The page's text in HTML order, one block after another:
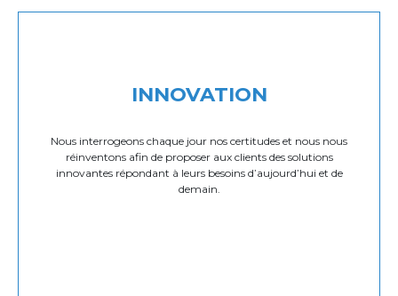
INNOVATION
Nous interrogeons chaque jour nos certitudes et nous nous
réinventons afin de proposer aux clients des solutions
innovantes répondant à leurs besoins d’aujourd’hui et de
demain.